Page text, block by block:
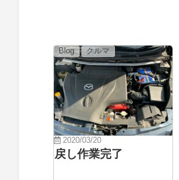
Blog クルマ
2020/03/20
戻し作業完了